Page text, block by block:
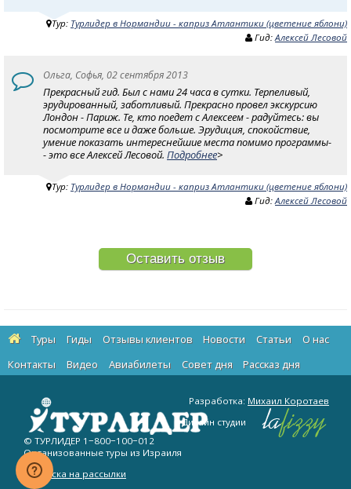
Тур: Турлидер в Нормандии - каприз Атлантики (цветение яблони)
Гид: Алексей Лесовой
Ольга, Софья, 02 сентября 2013
Прекрасный гид. Был с нами 24 часа в сутки. Терпеливый,
эрудированный, заботливый. Прекрасно провел экскурсию
Лондон - Париж. Те, кто поедет с Алексеем - радуйтесь: вы
посмотрите все и даже больше. Эрудиция, спокойствие,
умение показать интереснейшие места помимо программы-
- это все Алексей Лесовой. Подробнее>
Тур: Турлидер в Нормандии - каприз Атлантики (цветение яблони)
Гид: Алексей Лесовой
Оставить отзыв
Туры Гиды Отзывы клиентов Новости Статьи
О нас
Контакты
Видео Авиабилеты Cовет дня Рассказ дня
© ТУРЛИДЕР 1−800−100−012
Организованные туры из Израиля
Подписка на рассылки
Разработка: Михаил Коротаев
Дизайн студии